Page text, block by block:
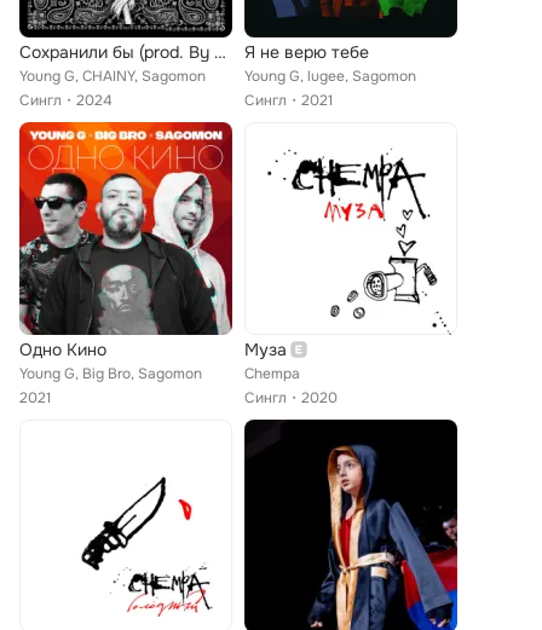
Сохранили бы (prod. By EPISODE BEATZ)
Young G, CHAINY, Sagomon
Сингл
2024
Я не верю тебе
Young G, lugee, Sagomon
Сингл
2021
Одно Кино
Young G, Big Bro, Sagomon
2021
Муза
Chempa
Сингл
2020